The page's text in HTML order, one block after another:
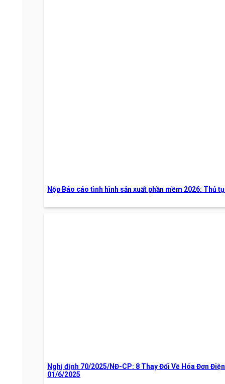
Nộp Báo cáo tình hình sản xuất phần mềm 2026: Thủ
Nghị định 70/2025/NĐ-CP: 8 Thay Đổi Về Hóa Đơn
01/6/2025